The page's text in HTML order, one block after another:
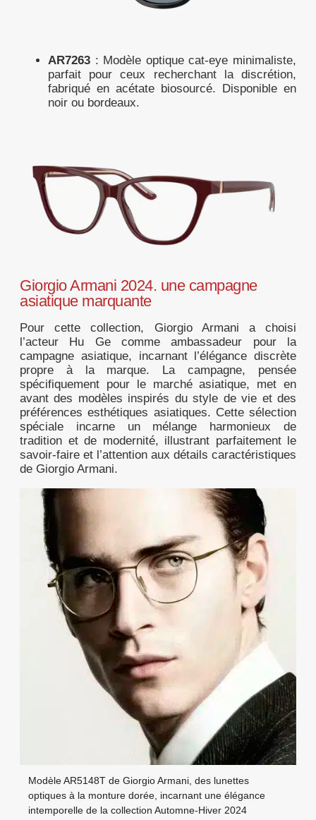
AR7263 : Modèle optique cat-eye minimaliste,
parfait pour ceux recherchant la discrétion,
fabriqué en acétate biosourcé. Disponible en
noir ou bordeaux.
Giorgio Armani 2024. une campagne
asiatique marquante
Pour cette collection, Giorgio Armani a choisi
l’acteur Hu Ge comme ambassadeur pour la
campagne asiatique, incarnant l’élégance discrète
propre à la marque. La campagne, pensée
spécifiquement pour le marché asiatique, met en
avant des modèles inspirés du style de vie et des
préférences esthétiques asiatiques. Cette sélection
spéciale incarne un mélange harmonieux de
tradition et de modernité, illustrant parfaitement le
savoir-faire et l’attention aux détails caractéristiques
de Giorgio Armani.
Modèle AR5148T de Giorgio Armani, des lunettes
optiques à la monture dorée, incarnant une élégance
intemporelle de la collection Automne-Hiver 2024